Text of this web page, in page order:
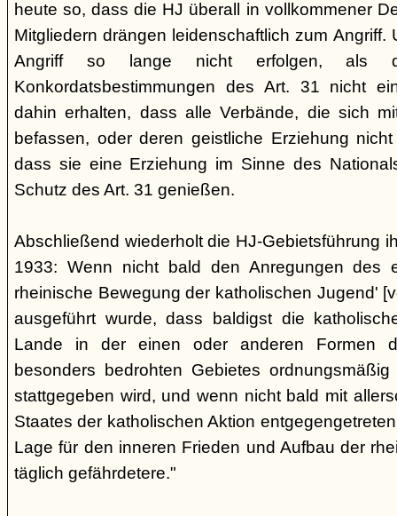
heute so, dass die HJ überall in vollkommener
Mitgliedern drängen leidenschaftlich zum
Angriff so lange nicht erfolgen, als
Konkordatsbestimmungen des Art. 31 nicht
dahin erhalten, dass alle Verbände, die sich
befassen, oder deren geistliche Erziehung
dass sie eine Erziehung im Sinne des
Schutz des Art. 31 genießen.
Abschließend wiederholt die HJ-Gebietsführung
1933: Wenn nicht bald den Anregungen des
rheinische Bewegung der katholischen Jugend'
ausgeführt wurde, dass baldigst die
Lande in der einen oder anderen Formen
besonders bedrohten Gebietes
stattgegeben wird, und wenn nicht bald mit
Staates der katholischen Aktion
Lage für den inneren Frieden und Aufbau der
täglich gefährdetere."